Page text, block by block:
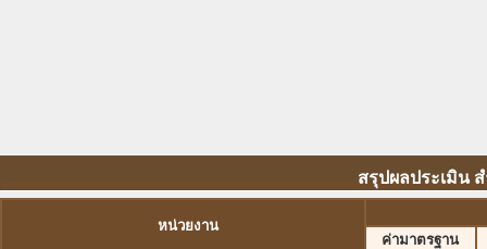
สรุปผลประเมิน
หน่วยงาน
ค่ามาตรฐาน